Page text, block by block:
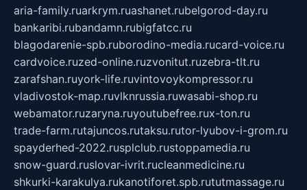
aria-family.ruarkrym.ruashanet.rubelgorod-day.ru
bankaribi.rubandamn.rubigfatcc.ru
blagodarenie-spb.ruborodino-media.rucard-voice.ru
cardvoice.ruzed-online.ruzvonitut.ruzebra-tlt.ru
zarafshan.ruyork-life.ruvintovoykompressor.ru
vladivostok-map.ruvlknrussia.ruwasabi-shop.ru
webamator.ruzaryna.ruyoutubefree.rux-ton.ru
trade-farm.rutajuncos.rutaksu.rutor-lyubov-i-grom.ru
spayderhed-2022.rusplclub.rustoppamedia.ru
snow-guard.ruslovar-ivrit.rucleanmedicine.ru
shkurki-karakulya.rukanotiforet.spb.rututmassage.ru